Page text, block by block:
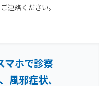
連絡ください。
マホで診察
風邪症状、